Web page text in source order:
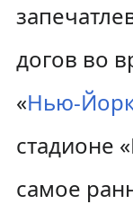
догов во
«Нью-
стадионе
самое